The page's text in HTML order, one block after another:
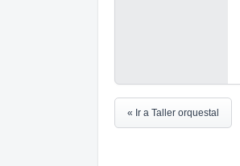
« Ir a Taller orquestal